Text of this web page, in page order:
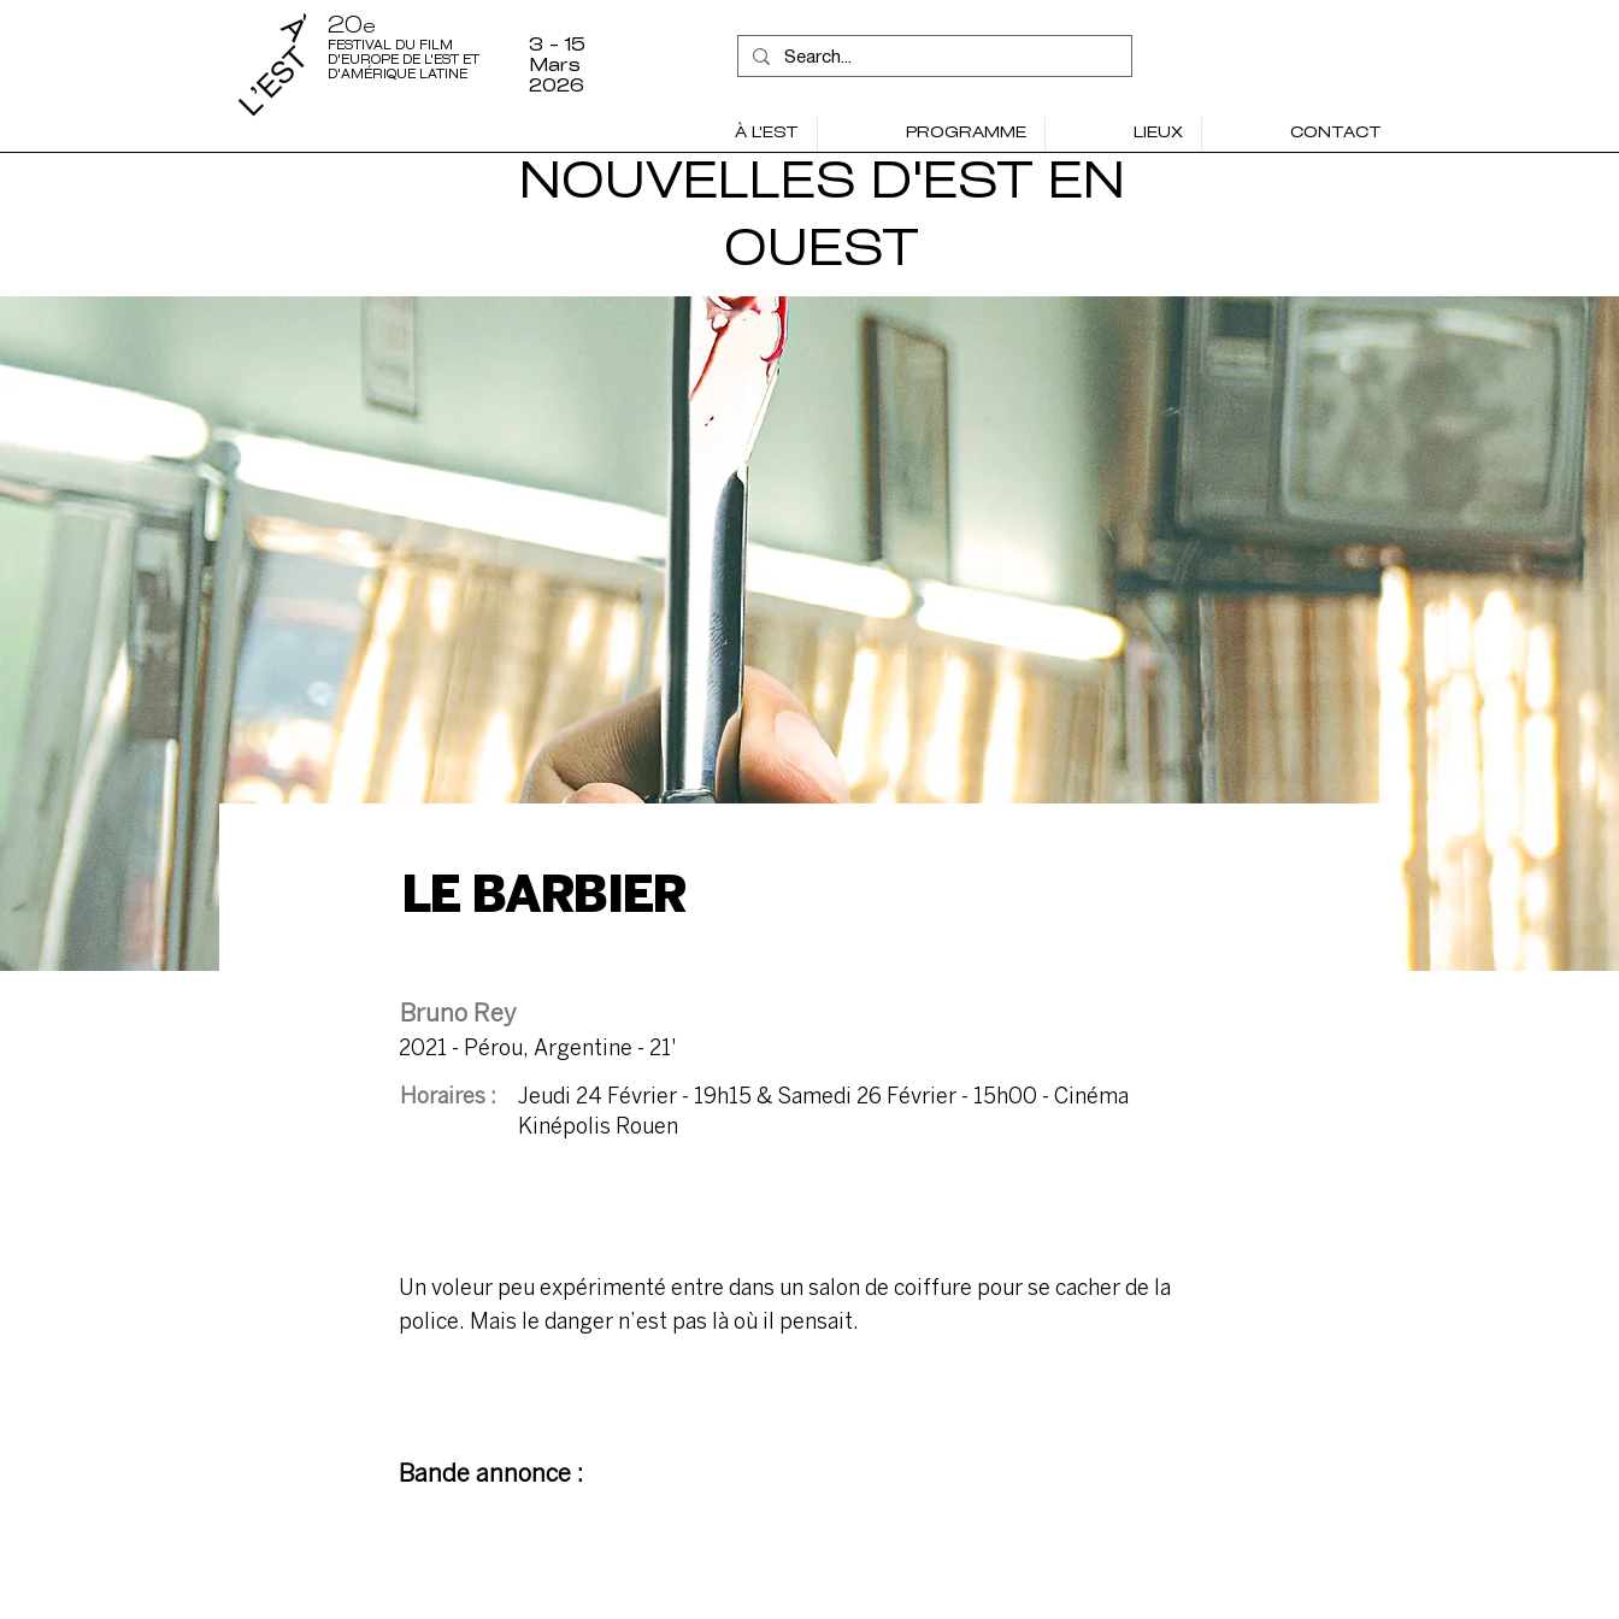
20e
FESTIVAL DU FILM
D'EUROPE DE L'EST ET
D'AMÉRIQUE LATINE
3 - 15
Mars
2026
À L'EST PROGRAMME LIEUX CONTACT
NOUVELLES D'EST EN
OUEST
LE BARBIER
Bruno Rey
2021 - Pérou, Argentine - 21'
Horaires :
Jeudi 24 Février - 19h15 & Samedi 26 Février - 15h00 - Cinéma
Kinépolis Rouen
Un voleur peu expérimenté entre dans un salon de coiffure pour se cacher de la
police. Mais le danger n’est pas là où il pensait.
Bande annonce :